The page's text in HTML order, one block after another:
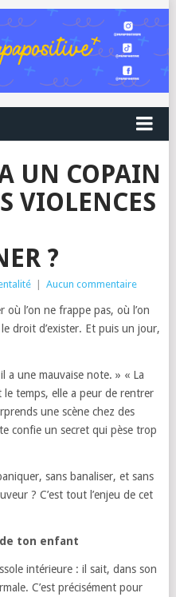
UN COPAIN
VIOLENCES
?
Aucun commentaire
l’on ne frappe pas, où l’on
droit d’exister. Et puis un jour,
a une mauvaise note. » « La
le temps, elle a peur de rentrer
une scène chez des
confie un secret qui pèse trop
sans banaliser, et sans
? C’est tout l’enjeu de cet
ton enfant
intérieure : il sait, dans son
C’est précisément pour